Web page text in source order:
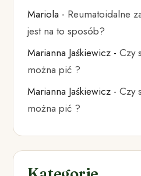
Mariola - Reumatoidalne
jest na to sposób?
Marianna Jaśkiewicz -Czy
można pić ?
Marianna Jaśkiewicz -Czy
można pić ?